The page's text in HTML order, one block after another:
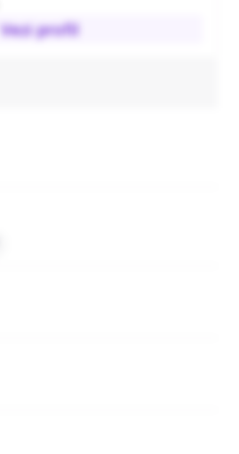
Vezi profil